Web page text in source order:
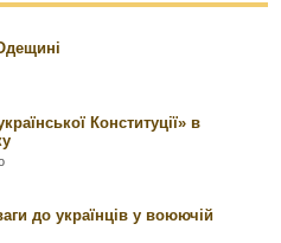
Конституції» в
до українців у воюючій